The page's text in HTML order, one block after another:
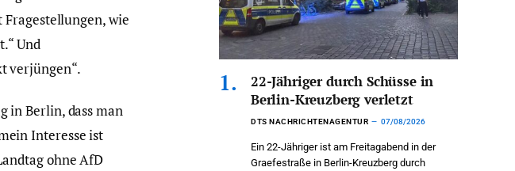
wie
Und
verjüngen“.
in Berlin, dass man
Interesse ist
ohne AfD
22-Jähriger durch Schüsse in
Berlin-Kreuzberg verletzt
DTS NACHRICHTENAGENTUR 07/08/2026
Ein 22-Jähriger ist am Freitagabend in der
Graefestraße in Berlin-Kreuzberg durch